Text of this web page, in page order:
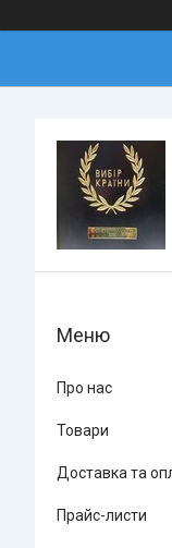
Про нас
Товари
Доставка та
Прайс-листи